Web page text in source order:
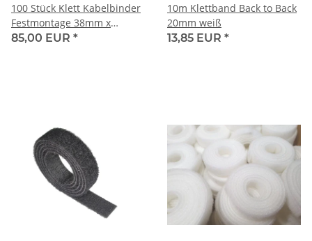
100 Stück Klett Kabelbinder
Festmontage 38mm x
300mm SCHWARZ / ROT
85,00 EUR *
10m Klettband Back to Back
20mm weiß
13,85 EUR *